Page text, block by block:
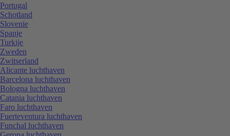
Portugal
Schotland
Slovenie
Spanje
Turkije
Zweden
Zwitserland
Alicante luchthaven
Barcelona luchthaven
Bologna luchthaven
Catania luchthaven
Faro luchthaven
Fuerteventura luchthaven
Funchal luchthaven